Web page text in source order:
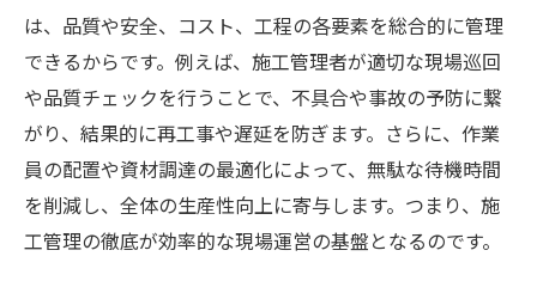
は、品質や安全、コスト、工程の各要素を総合的に管理
できるからです。例えば、施工管理者が適切な現場巡回
や品質チェックを行うことで、不具合や事故の予防に繋
がり、結果的に再工事や遅延を防ぎます。さらに、作業
員の配置や資材調達の最適化によって、無駄な待機時間
を削減し、全体の生産性向上に寄与します。つまり、施
工管理の徹底が効率的な現場運営の基盤となるのです。